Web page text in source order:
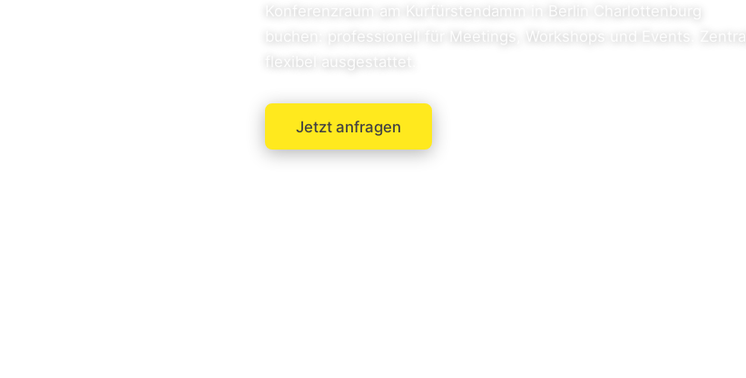
Konferenzraum am Kurfürstendamm in Berlin Charlottenburg
buchen: professionell für Meetings, Workshops und Events. Zentral,
flexibel ausgestattet.
Jetzt anfragen